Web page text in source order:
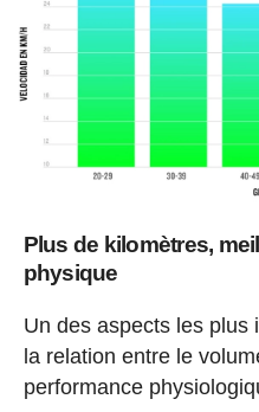
Plus de kilomètres,
physique
Un des aspects les plus
la relation entre le
performance